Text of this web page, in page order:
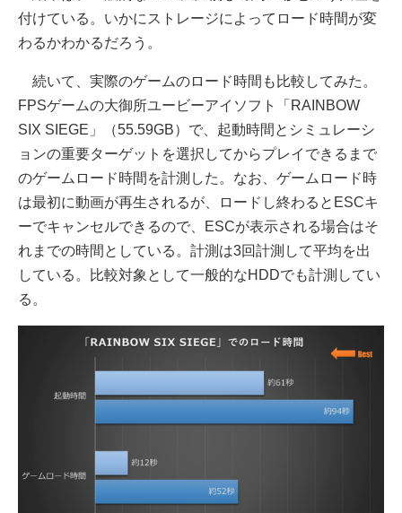
付けている。いかにストレージによってロード時間が変
わるかわかるだろう。
続いて、実際のゲームのロード時間も比較してみた。
FPSゲームの大御所ユービーアイソフト「RAINBOW
SIX SIEGE」（55.59GB）で、起動時間とシミュレーシ
ョンの重要ターゲットを選択してからプレイできるまで
のゲームロード時間を計測した。なお、ゲームロード時
は最初に動画が再生されるが、ロードし終わるとESCキ
ーでキャンセルできるので、ESCが表示される場合はそ
れまでの時間としている。計測は3回計測して平均を出
している。比較対象として一般的なHDDでも計測してい
る。